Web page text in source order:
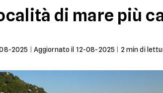
di mare più
2025 Aggiornato il 12-08-2025 2 min di